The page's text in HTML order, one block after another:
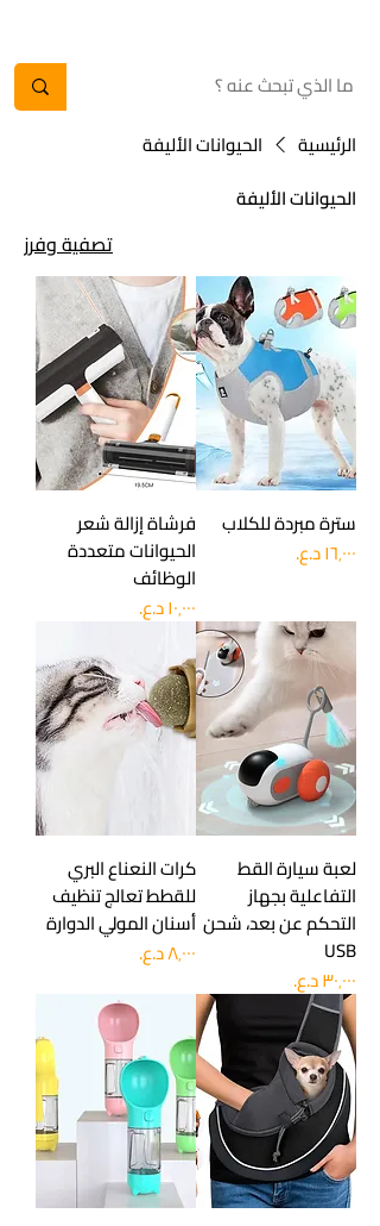
الرئيسية
الحيوانات الأليفة
الحيوانات الأليفة
تصفية وفرز
سترة مبردة للكلاب
السعر
فرشاة إزالة شعر
الحيوانات متعددة
الوظائف
السعر
لعبة سيارة القط
التفاعلية بجهاز
التحكم عن بعد، شحن
USB
السعر
كرات النعناع البري
للقطط تعالج تنظيف
أسنان المولي الدوارة
السعر